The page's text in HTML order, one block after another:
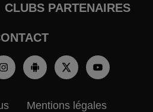
CLUBS PARTENAIRES
Mentions légales